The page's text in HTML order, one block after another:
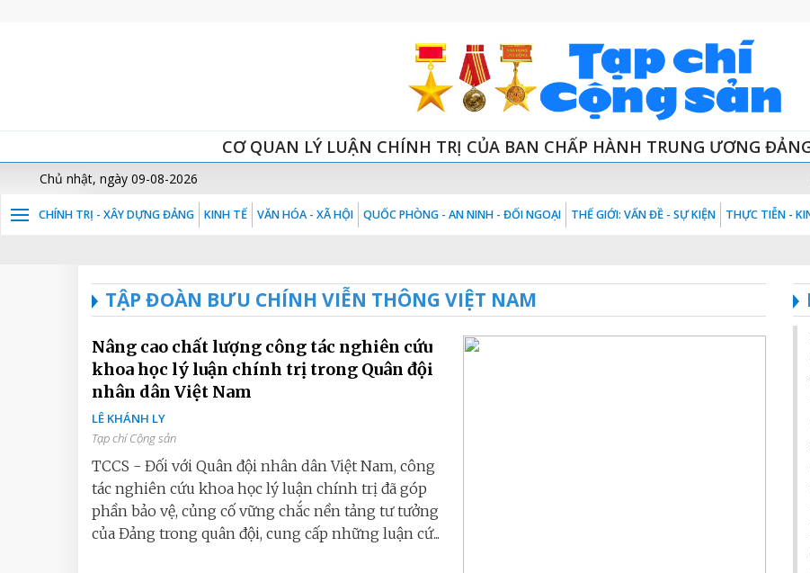
CƠ QUAN LÝ LUẬN CHÍNH TRỊ CỦA BAN CHẤP HÀNH TRUNG ƯƠNG
Chủ nhật, ngày 09-08-2026
CHÍNH TRỊ - XÂY DỰNG ĐẢNG KINH TẾ VĂN HÓA - XÃ HỘI QUỐC PHÒNG - AN NINH - ĐỐI NGOẠI THẾ GIỚI: VẤN ĐỀ - SỰ KIỆN THỰC TIỄN -
TẬP ĐOÀN BƯU CHÍNH VIỄN THÔNG VIỆT NAM
Nâng cao chất lượng công tác nghiên cứu
khoa học lý luận chính trị trong Quân đội
nhân dân Việt Nam
LÊ KHÁNH LY
Tạp chí Cộng sản
TCCS - Đối với Quân đội nhân dân Việt Nam, công
tác nghiên cứu khoa học lý luận chính trị đã góp
phần bảo vệ, củng cố vững chắc nền tảng tư tưởng
của Đảng trong quân đội, cung cấp những luận cứ...